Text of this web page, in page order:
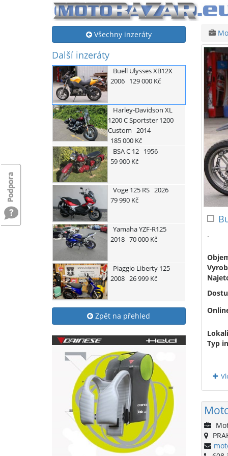
Všechny inzeráty
Další inzeráty
BuellUlysses XB12X
2006 129 000 Kč
Harley-Davidson XL
1200 C Sportster 1200
Custom 2014
185 000 Kč
BSAC 12 1956
59 900 Kč
Voge125 RS 2026
79 990 Kč
YamahaYZF-R125
2018 70 000 Kč
Piaggio Liberty 125
2008 26 999 Kč
Zpět na přehled
.
Typ